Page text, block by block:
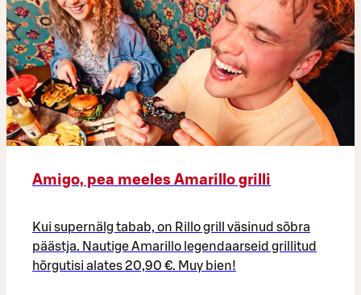
Amigo, pea meeles Amarillo grilli
Kui supernälg tabab, on Rillo grill väsinud sõbra
päästja. Nautige Amarillo legendaarseid grillitud
hõrgutisi alates 20,90 €. Muy bien!